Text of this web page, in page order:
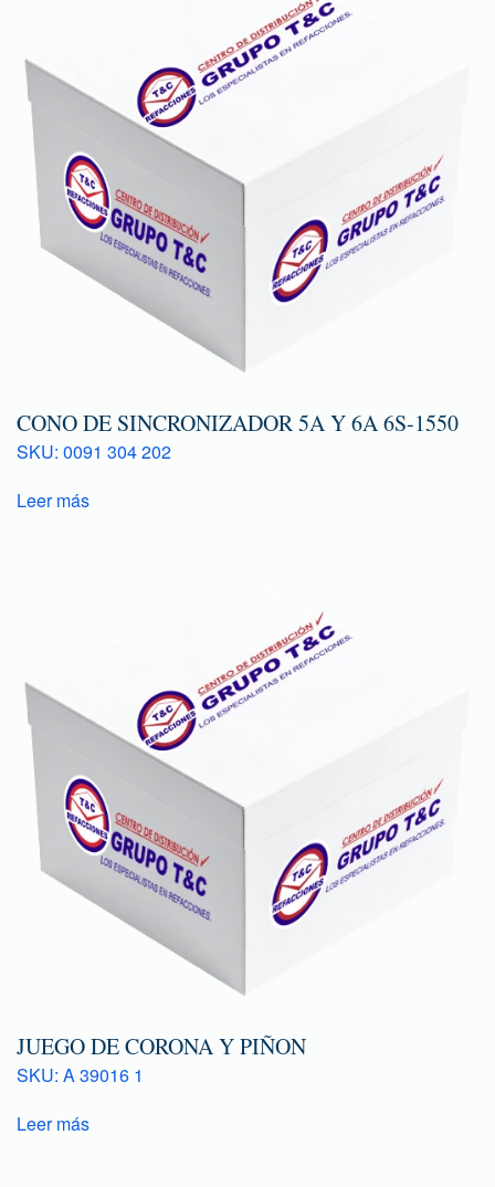
CONO DE SINCRONIZADOR 5A Y 6A 6S-1550
SKU: 0091 304 202
Leer más
JUEGO DE CORONA Y PIÑON
SKU: A 39016 1
Leer más